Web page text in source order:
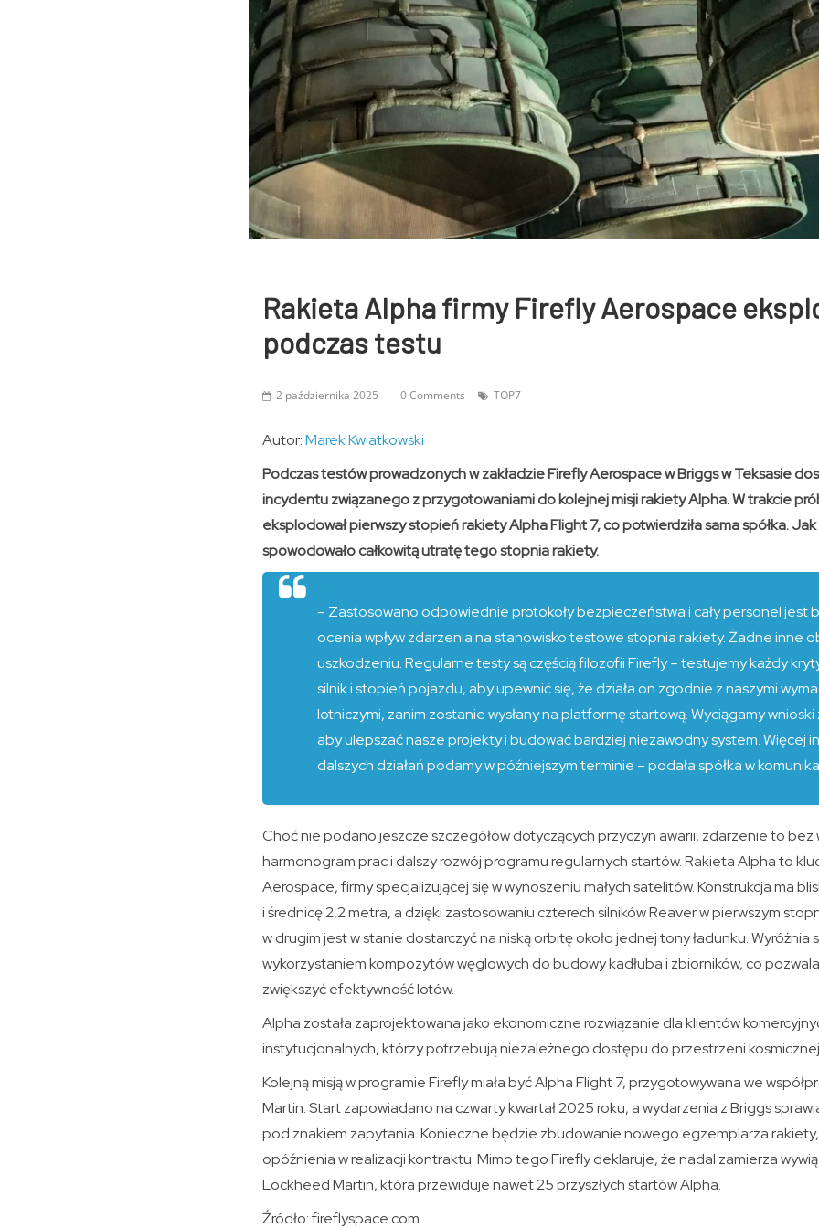
Rakieta Alpha firmy Firefly Aerospace
podczas testu
2 października 2025 0 Comments TOP7
Autor:Marek Kwiatkowski
Podczas testów prowadzonych w zakładzie Firefly Aerospace w Briggs w Teksasie
incydentu związanego z przygotowaniami do kolejnej misji rakiety Alpha. W trakcie
eksplodował pierwszy stopień rakiety Alpha Flight 7, co potwierdziła sama spółka.
spowodowało całkowitą utratę tego stopnia rakiety.
– Zastosowano odpowiednie protokoły bezpieczeństwa i cały personel jest
ocenia wpływ zdarzenia na stanowisko testowe stopnia rakiety. Żadne inne
uszkodzeniu. Regularne testy są częścią filozofii Firefly – testujemy każdy
silnik i stopień pojazdu, aby upewnić się, że działa on zgodnie z naszymi
lotniczymi, zanim zostanie wysłany na platformę startową. Wyciągamy
aby ulepszać nasze projekty i budować bardziej niezawodny system. Więcej
dalszych działań podamy w późniejszym terminie – podała spółka w
Choć nie podano jeszcze szczegółów dotyczących przyczyn awarii, zdarzenie to bez
harmonogram prac i dalszy rozwój programu regularnych startów. Rakieta Alpha to
Aerospace, firmy specjalizującej się w wynoszeniu małych satelitów. Konstrukcja ma
i średnicę 2,2 metra, a dzięki zastosowaniu czterech silników Reaver w pierwszym
w drugim jest w stanie dostarczyć na niską orbitę około jednej tony ładunku. Wyróżnia
wykorzystaniem kompozytów węglowych do budowy kadłuba i zbiorników, co
zwiększyć efektywność lotów.
Alpha została zaprojektowana jako ekonomiczne rozwiązanie dla klientów
instytucjonalnych, którzy potrzebują niezależnego dostępu do przestrzeni
Kolejną misją w programie Firefly miała być Alpha Flight 7, przygotowywana we
Martin. Start zapowiadano na czwarty kwartał 2025 roku, a wydarzenia z Briggs
pod znakiem zapytania. Konieczne będzie zbudowanie nowego egzemplarza
opóźnienia w realizacji kontraktu. Mimo tego Firefly deklaruje, że nadal zamierza
Lockheed Martin, która przewiduje nawet 25 przyszłych startów Alpha.
Źródło: fireflyspace.com